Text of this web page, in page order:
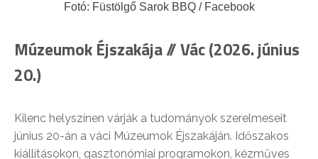
Fotó: Füstölgő Sarok BBQ / Facebook
Múzeumok Éjszakája // Vác (2026. június
20.)
Kilenc helyszínen várják a tudományok szerelmeseit
június 20-án a váci Múzeumok Éjszakáján. Időszakos
kiállításokon, gasztonómiai programokon, kézműves